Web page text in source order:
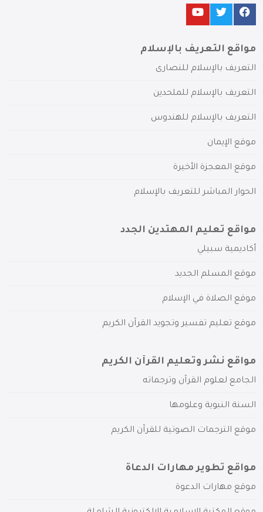
مواقع التعريف بالإسلام
التعريف بالإسلام للنصارى
التعريف بالإسلام للملحدين
التعريف بالإسلام للهندوس
موقع الإيمان
موقع المعجزة الأخيرة
الحوار المباشر للتعريف بالإسلام
مواقع تعليم المهتدين الجدد
أكاديمية سبيلي
موقع المسلم الجديد
موقع الصلاة في الإسلام
موقع تعليم تفسير وتجويد القرآن الكريم
مواقع نشر وتعليم القرآن الكريم
الجامع لعلوم القرآن وترجماته
السنة النبوية وعلومها
موقع الترجمات الصوتية للقرآن الكريم
مواقع تطوير مهارات الدعاة
موقع مهارات الدعوة